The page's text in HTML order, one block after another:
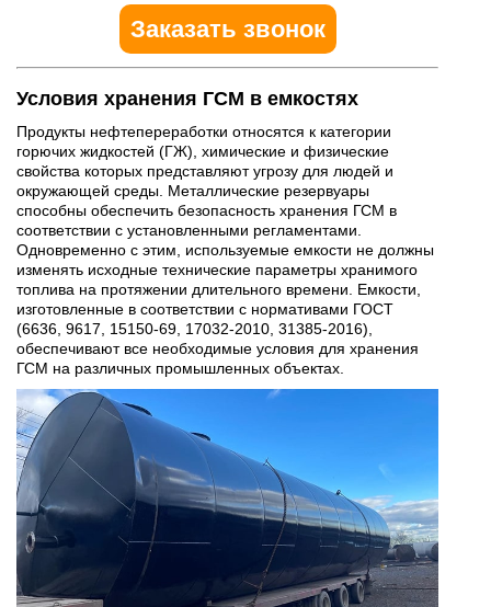
Заказать звонок
Условия хранения ГСМ в емкостях
Продукты нефтепереработки относятся к категории
горючих жидкостей (ГЖ), химические и физические
свойства которых представляют угрозу для людей и
окружающей среды. Металлические резервуары
способны обеспечить безопасность хранения ГСМ в
соответствии с установленными регламентами.
Одновременно с этим, используемые емкости не должны
изменять исходные технические параметры хранимого
топлива на протяжении длительного времени. Емкости,
изготовленные в соответствии с нормативами ГОСТ
(6636, 9617, 15150-69, 17032-2010, 31385-2016),
обеспечивают все необходимые условия для хранения
ГСМ на различных промышленных объектах.